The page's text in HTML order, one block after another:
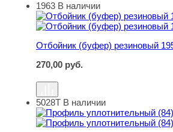
Отбойник (буфер) резиновый
1963 В наличии
Отбойник (буфер) резиновый
270,00 руб.
Профиль уплотнительный
5028Т В наличии